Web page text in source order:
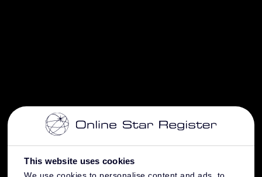
This website uses cookies
We use cookies to personalise content and ads, to